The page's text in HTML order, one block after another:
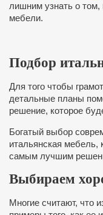
лишним узнать о том,
мебели.
Подбор
Для того чтобы
детальные планы
решение, которое
Богатый выбор
итальянская мебель,
самым лучшим
Выбираем
Многие считают, что